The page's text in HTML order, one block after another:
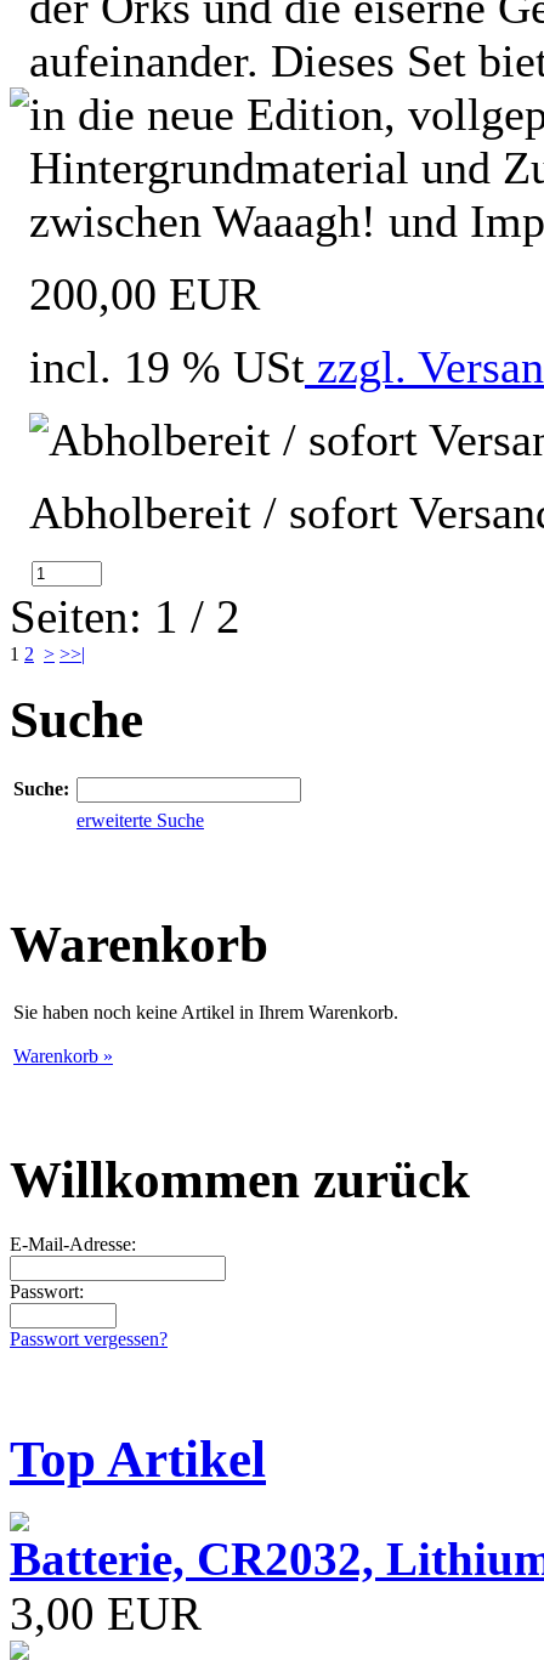
aufeinander. Dieses Set
in die neue Edition,
Hintergrundmaterial und
zwischen Waaagh! und
200,00 EUR
incl. 19 % USt zzgl.
Abholbereit / sofort
Seiten: 1 / 2
1 2 > >>|
Suche
Suche:
erweiterte Suche
Warenkorb
Sie haben noch keine Artikel in Ihrem Warenkorb.
Warenkorb »
Willkommen zurück
E-Mail-Adresse:
Passwort:
Passwort vergessen?
Top Artikel
Batterie, CR2032,
3,00 EUR